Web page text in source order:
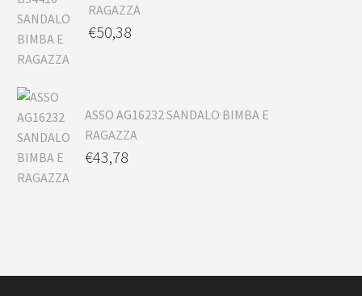
RAGAZZA
€50,38
ASSO AG16232 SANDALO BIMBA E
RAGAZZA
€43,78